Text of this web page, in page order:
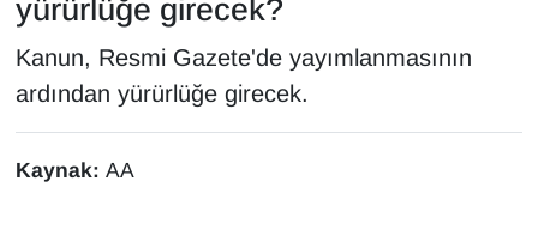
yürürlüğe girecek?
Kanun, Resmi Gazete'de yayımlanmasının
ardından yürürlüğe girecek.
Kaynak: AA